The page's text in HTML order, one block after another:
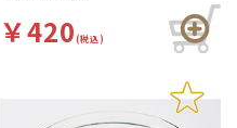
￥420(税込)